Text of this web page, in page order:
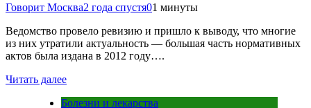
Говорит Москва2 года спустя01 минуты
Ведомство провело ревизию и пришло к выводу, что многие
из них утратили актуальность — большая часть нормативных
актов была издана в 2012 году….
Читать далее
Болезни и лекарства